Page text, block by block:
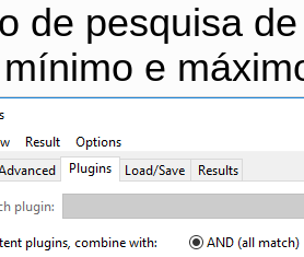
de pesquisa
e